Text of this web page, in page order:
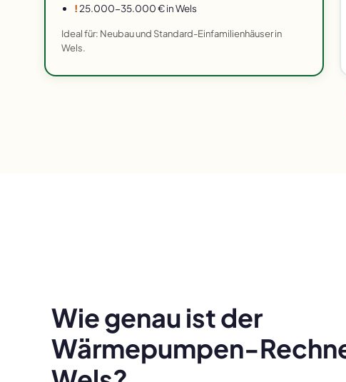
!25.000-35.000 € in Wels
Ideal für: Neubau und Standard-Einfamilienhäuser in
Wels.
Wie genau ist der
Wärmepumpen-